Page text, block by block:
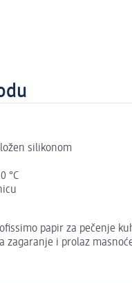
silikonom
°C
papir za pečenje
zagaranje i prolaz